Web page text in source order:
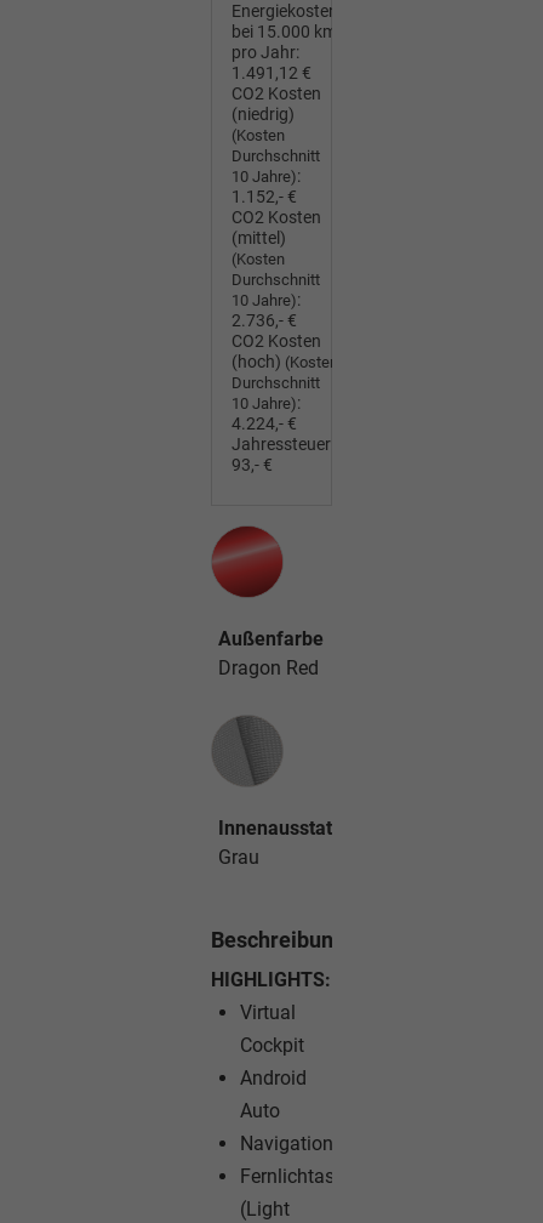
Energiekosten
bei 15.000 km
pro Jahr:
1.491,12 €
CO2 Kosten
(niedrig)
(Kosten
Durchschnitt
10 Jahre):
1.152,- €
CO2 Kosten
(mittel)
(Kosten
Durchschnitt
10 Jahre):
2.736,- €
CO2 Kosten
(hoch) (Kosten
Durchschnitt
10 Jahre):
4.224,- €
Jahressteuer:
93,- €
Außenfarbe
Dragon Red
Innenausstattung
Innenausstattung
Grau
Beschreibung
HIGHLIGHTS:
Virtual
Cockpit
Android
Auto
Navigationssystem
Fernlichtassistent
(Light